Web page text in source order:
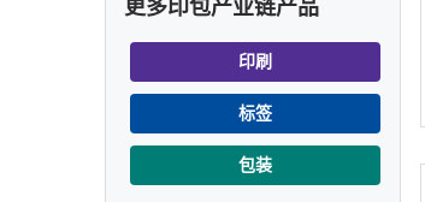
更多印包产业链产品
印刷
标签
包装